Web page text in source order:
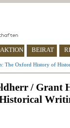
BEIRAT
The Oxford History of
/ Grant